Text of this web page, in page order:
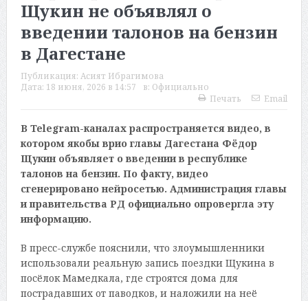
Щукин не объявлял о
введении талонов на бензин
в Дагестане
Публикация: Асият Ибрагимова
Дата: 18 июня, 2026 в 14:57 в: Официально
Печать
Email
В Telegram-каналах распространяется видео, в
котором якобы врио главы Дагестана Фёдор
Щукин объявляет о введении в республике
талонов на бензин. По факту, видео
сгенерировано нейросетью. Администрация главы
и правительства РД официально опровергла эту
информацию.
В пресс-службе пояснили, что злоумышленники
использовали реальную запись поездки Щукина в
посёлок Мамедкала, где строятся дома для
пострадавших от паводков, и наложили на неё